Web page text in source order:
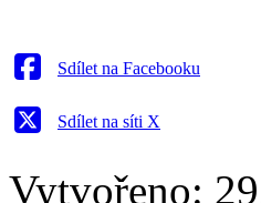
Sdílet na Facebooku
Sdílet na síti X
Vytvořeno: